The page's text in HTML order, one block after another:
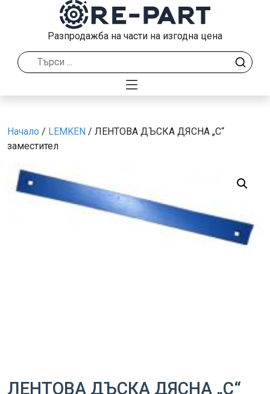
Разпродажба на части на изгодна цена
Начало / LEMKEN / ЛЕНТОВА ДЪСКА ДЯСНА „C“
заместител
ЛЕНТОВА ДЪСКА ДЯСНА „C“